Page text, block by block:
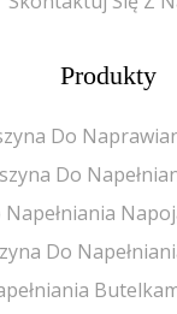
Produkty
Do
Do
Do